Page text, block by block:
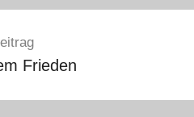
o
Frieden